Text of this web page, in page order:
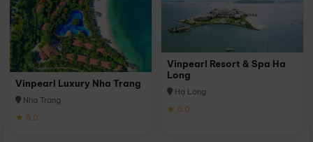
Vinpearl Luxury Nha Trang
Nha Trang
★ 5.0
Vinpearl Resort & Spa Ha
Long
Hạ Long
★ 5.0